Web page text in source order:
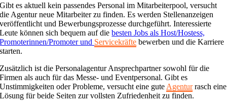
Gibt es aktuell kein passendes Personal im Mitarbeiterpool, versucht
die Agentur neue Mitarbeiter zu finden. Es werden Stellenanzeigen
veröffentlicht und Bewerbungsprozesse durchgeführt. Interessierte
Leute können sich bequem auf diebesten Jobs als Host/Hostess,
Promoterinnen/Promoter und Servicekräfte bewerben und die Karriere
starten.
Zusätzlich ist die Personalagentur Ansprechpartner sowohl für die
Firmen als auch für das Messe- und Eventpersonal. Gibt es
Unstimmigkeiten oder Probleme, versucht eine gute Agenturrasch eine
Lösung für beide Seiten zur vollsten Zufriedenheit zu finden.